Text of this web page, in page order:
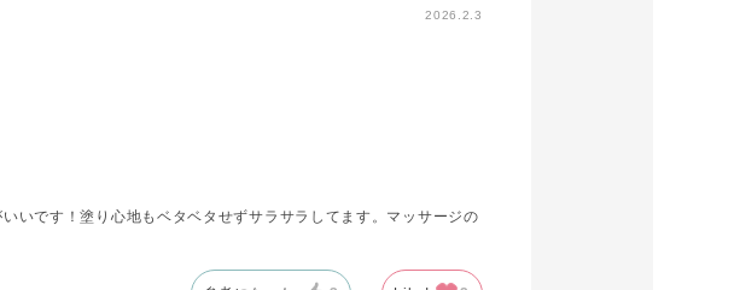
2026.2.3
いです！塗り心地もベタベタせずサラサラしてます。マッサージの